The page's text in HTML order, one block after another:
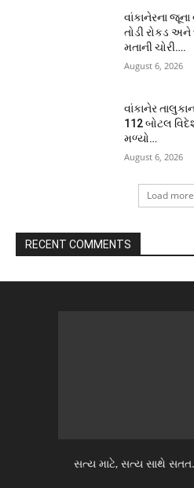
વાંકાનેરના જૂના
તોડી રોકડ અને
મતાની ચોરી….
August 6, 2026
વાંકાનેર
112 બોટલ
મળ્યો…
August 6, 2026
Load more
RECENT COMMENTS
સત્ય માટે, સત્ય સાથે